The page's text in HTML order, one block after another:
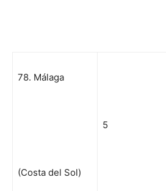
78. Málaga
(Costa del Sol)
5